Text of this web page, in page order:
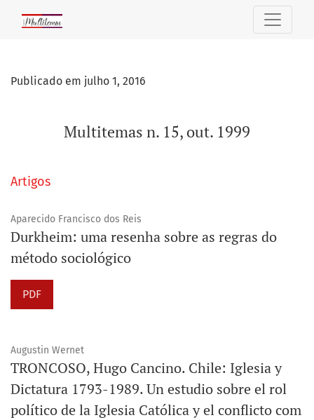
Publicado em julho 1, 2016
Multitemas n. 15, out. 1999
Artigos
Aparecido Francisco dos Reis
Durkheim: uma resenha sobre as regras do
método sociológico
PDF
Augustin Wernet
TRONCOSO, Hugo Cancino. Chile: Iglesia y
Dictatura 1793-1989. Un estudio sobre el rol
político de la Iglesia Católica y el conflicto com